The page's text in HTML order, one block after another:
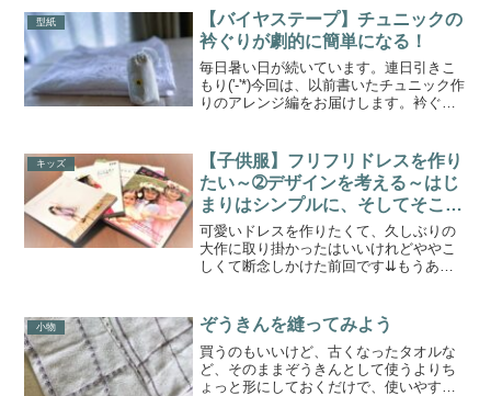
かぼんやり過ごしています。世の中は心
が痛む事件や事故...
型紙
【バイヤステープ】チュニックの
衿ぐりが劇的に簡単になる！
毎日暑い日が続いています。連日引きこ
もり('-'*)今回は、以前書いたチュニック作
りのアレンジ編をお届けします。衿ぐり
はありませんが、市販のテープを使え
ば、見返し...
キッズ
【子供服】フリフリドレスを作り
たい～➁デザインを考える～はじ
まりはシンプルに、そしてそこか
ら肉付けしていく！
可愛いドレスを作りたくて、久しぶりの
大作に取り掛かったはいいけれどややこ
しくて断念しかけた前回です⇊もうあれ
とっくに諦めているけれどどうしても、
このドレスを着た...
小物 ぞうきんを縫ってみよう
買うのもいいけど、古くなったタオルな
ど、そのままぞうきんとして使うよりち
ょっと形にしておくだけで、使いやすい